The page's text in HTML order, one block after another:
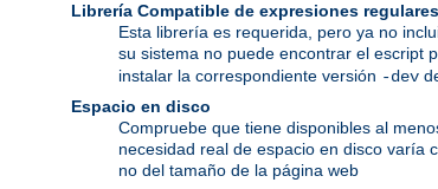
Librería Compatible de expresiones regulares
Esta librería es requerida, pero ya no
su sistema no puede encontrar el escript
instalar la correspondiente versión -dev
Espacio en disco
Compruebe que tiene disponibles al
necesidad real de espacio en disco varía
no del tamaño de la página web